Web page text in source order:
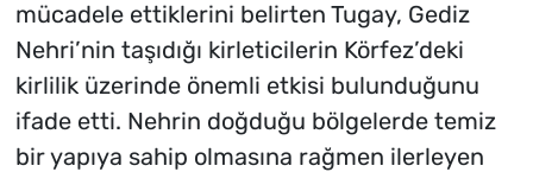
mücadele ettiklerini belirten Tugay, Gediz
Nehri’nin taşıdığı kirleticilerin Körfez’deki
kirlilik üzerinde önemli etkisi bulunduğunu
ifade etti. Nehrin doğduğu bölgelerde temiz
bir yapıya sahip olmasına rağmen ilerleyen